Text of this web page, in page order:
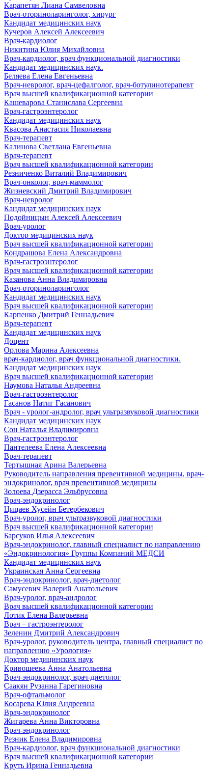
Карапетян Лиана Самвеловна
Врач-оториноларинголог, хирург
Кандидат медицинских наук
Кучеров Алексей Алексеевич
Врач-кардиолог
Никитина Юлия Михайловна
Врач-кардиолог, врач функциональной диагностики
Кандидат медицинских наук.
Беляева Елена Евгеньевна
Врач-невролог, врач-цефалголог, врач-ботулинотерапевт
Врач высшей квалификационной категории
Кашеварова Станислава Сергеевна
Врач-гастроэнтеролог
Кандидат медицинских наук
Квасова Анастасия Николаевна
Врач-терапевт
Калинова Светлана Евгеньевна
Врач-терапевт
Врач высшей квалификационной категории
Резниченко Виталий Владимирович
Врач-онколог, врач-маммолог
Жизневский Дмитрий Владимирович
Врач-невролог
Кандидат медицинских наук
Подойницын Алексей Алексеевич
Врач-уролог
Доктор медицинских наук
Врач высшей квалификационной категории
Кондрашова Елена Александровна
Врач-гастроэнтеролог
Врач высшей квалификационной категории
Казанова Анна Владимировна
Врач-оториноларинголог
Кандидат медицинских наук
Врач высшей квалификационной категории
Карпенко Дмитрий Геннадьевич
Врач-терапевт
Кандидат медицинских наук
Доцент
Орлова Марина Алексеевна
врач-кардиолог, врач функциональной диагностики.
Кандидат медицинских наук
Врач высшей квалификационной категории
Наумова Наталья Андреевна
Врач-гастроэнтеролог
Гасанов Натиг Гасанович
Врач - уролог-андролог, врач ультразвуковой диагностики
Кандидат медицинских наук
Сон Наталья Владимировна
Врач-гастроэнтеролог
Пантелеева Елена Алексеевна
Врач-терапевт
Тертышная Арина Валерьевна
Руководитель направления превентивной медицины, врач-
эндокринолог, врач превентивной медицины
Золоева Дзерасса Эльбрусовна
Врач-эндокринолог
Цицаев Хусейн Бетербекович
Врач-уролог, врач ультразвуковой диагностики
Врач высшей квалификационной категории
Барсуков Илья Алексеевич
Врач-эндокринолог, главный специалист по направлению
«Эндокринология» Группы Компаний МЕДСИ
Кандидат медицинских наук
Украинская Анна Сергеевна
Врач-эндокринолог, врач-диетолог
Самусевич Валерий Анатольевич
Врач-уролог, врач-андролог
Врач высшей квалификационной категории
Лотик Елена Валерьевна
Врач – гастроэнтеролог
Зеленин Дмитрий Александрович
Врач-уролог, руководитель центра, главный специалист по
направлению «Урология»
Доктор медицинских наук
Кривошеева Анна Анатольевна
Врач-эндокринолог, врач-диетолог
Саакян Рузанна Гарегиновна
Врач-офтальмолог
Косарева Юлия Андреевна
Врач-эндокринолог
Жигарева Анна Викторовна
Врач-эндокринолог
Резник Елена Владимировна
Врач-кардиолог, врач функциональной диагностики
Врач высшей квалификационной категории
Круть Ирина Геннадьевна